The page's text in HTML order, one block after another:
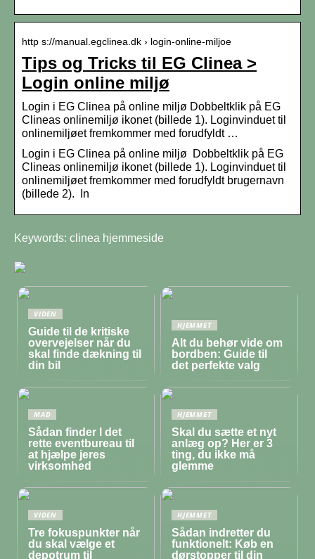
http s://manual.egclinea.dk › login-online-miljoe
Tips og Tricks til EG Clinea >
Login online miljø
Login i EG Clinea på online miljø Dobbeltklik på EG
Clineas onlinemiljø ikonet (billede 1). Loginvinduet til
onlinemiljøet fremkommer med forudfyldt …
Login i EG Clinea på online miljø Dobbeltklik på EG
Clineas onlinemiljø ikonet (billede 1). Loginvinduet til
onlinemiljøet fremkommer med forudfyldt brugernavn
(billede 2). In
Keywords: clinea hjemmeside
VIDEN
Guide til de kritiske
overvejelser når du
skal finde dækning til
din bil
HJEMMET
Alt du behør vide om
bordben: Guide til
det perfekte valg
MAD
Sådan finder I det
rette eventbureau til
at hjælpe jeres
virksomhed
HJEMMET
Skal du sætte et nyt
anlæg op? Her er 3
ting, du ikke må
glemme
VIDEN
Tre fokuspunkter når
du skal vælge et
depotrum til
HJEMMET
Sådan indretter du
funktionelt: Køb en
dørstopper til din